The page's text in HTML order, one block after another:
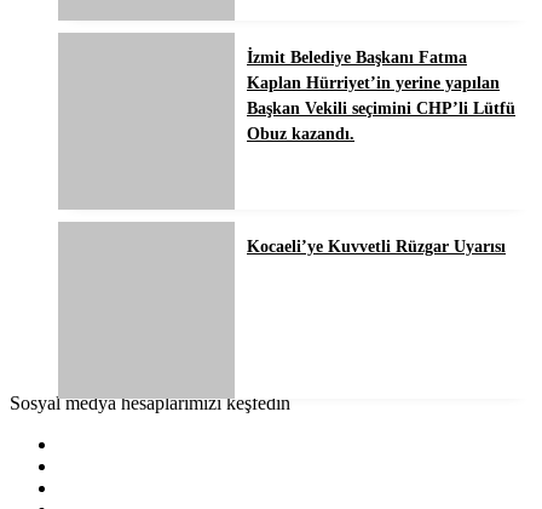
İzmit Belediye Başkanı Fatma
Kaplan Hürriyet’in yerine yapılan
Başkan Vekili seçimini CHP’li Lütfü
Obuz kazandı.
Kocaeli’ye Kuvvetli Rüzgar Uyarısı
Sosyal medya hesaplarımızı keşfedin